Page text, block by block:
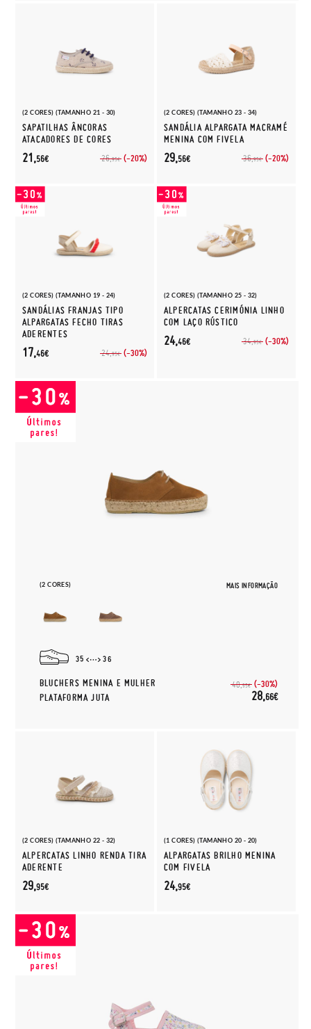
(2 CORES) (TAMANHO 21 - 30)
SAPATILHAS ÂNCORAS
ATACADORES DE CORES
26,95€ (-20%)
21,56€
(2 CORES) (TAMANHO 23 - 34)
SANDÁLIA ALPARGATA MACRAMÉ
MENINA COM FIVELA
36,95€ (-20%)
29,56€
(2 CORES) (TAMANHO 19 - 24)
SANDÁLIAS FRANJAS TIPO
ALPARGATAS FECHO TIRAS
ADERENTES
24,95€ (-30%)
17,46€
(2 CORES) (TAMANHO 25 - 32)
ALPERCATAS CERIMÓNIA LINHO
COM LAÇO RÚSTICO
34,95€ (-30%)
24,46€
(2 CORES) MAIS INFORMAÇÃO
35 36
BLUCHERS MENINA E MULHER
PLATAFORMA JUTA
40,95€ (-30%)
28,66€
(2 CORES) (TAMANHO 22 - 32)
ALPERCATAS LINHO RENDA TIRA
ADERENTE
29,95€
(1 CORES) (TAMANHO 20 - 20)
ALPARGATAS BRILHO MENINA
COM FIVELA
24,95€